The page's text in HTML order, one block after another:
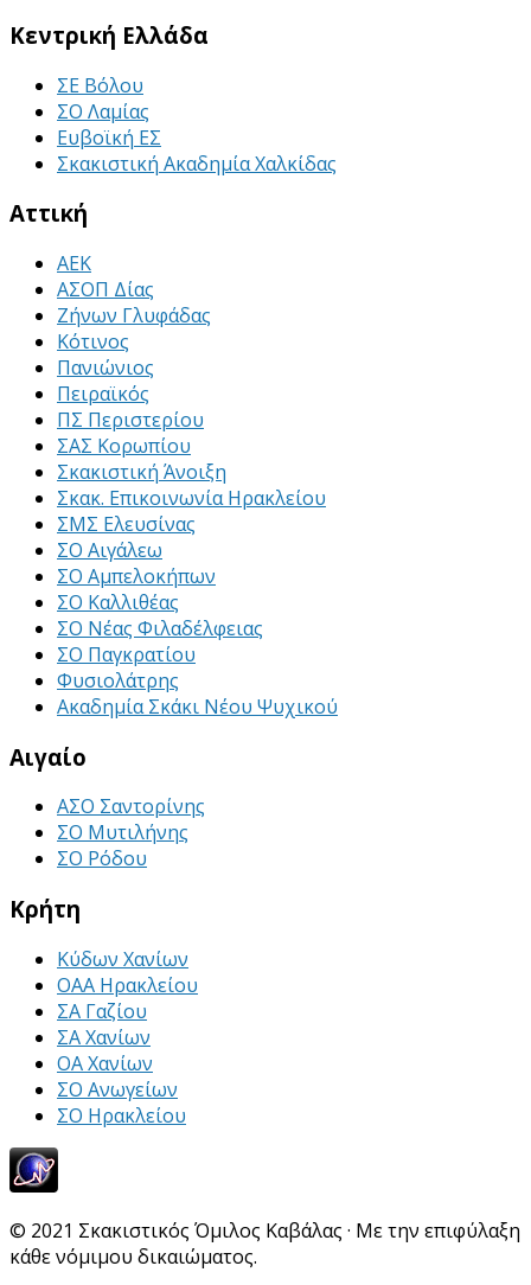
Κεντρική Ελλάδα
ΣΕ Βόλου
ΣΟ Λαμίας
Ευβοϊκή ΕΣ
Σκακιστική Ακαδημία Χαλκίδας
Αττική
ΑΕΚ
ΑΣΟΠ Δίας
Ζήνων Γλυφάδας
Κότινος
Πανιώνιος
Πειραϊκός
ΠΣ Περιστερίου
ΣΑΣ Κορωπίου
Σκακιστική Άνοιξη
Σκακ. Επικοινωνία Ηρακλείου
ΣΜΣ Ελευσίνας
ΣΟ Αιγάλεω
ΣΟ Αμπελοκήπων
ΣΟ Καλλιθέας
ΣΟ Νέας Φιλαδέλφειας
ΣΟ Παγκρατίου
Φυσιολάτρης
Ακαδημία Σκάκι Νέου Ψυχικού
Αιγαίο
ΑΣΟ Σαντορίνης
ΣΟ Μυτιλήνης
ΣΟ Ρόδου
Κρήτη
Κύδων Χανίων
ΟΑΑ Ηρακλείου
ΣΑ Γαζίου
ΣΑ Χανίων
ΟΑ Χανίων
ΣΟ Ανωγείων
ΣΟ Ηρακλείου
© 2021 Σκακιστικός Όμιλος Καβάλας · Με την επιφύλαξη
κάθε νόμιμου δικαιώματος.